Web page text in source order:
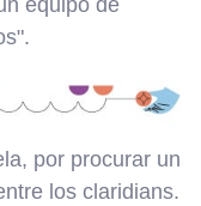
equipo de
por procurar un
los claridians.